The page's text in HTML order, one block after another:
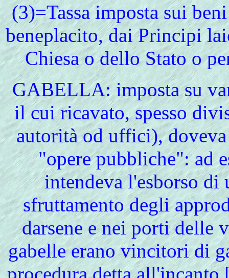
(3)=Tassa imposta sui
beneplacito, dai Principi
Chiesa o dello Stato o
GABELLA: imposta su
il cui ricavato, spesso
autorità od uffici),
"opere pubbliche": ad
intendeva l'esborso di
sfruttamento degli
darsene e nei porti delle
gabelle erano vincitori di
procedura detta